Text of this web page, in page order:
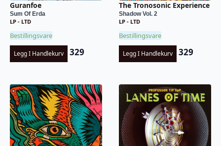
Guranfoe
Sum Of Erda
LP - LTD
Bestillingsvare
Legg I Handlekurv 329
The Tronosonic Experience
Shadow Vol. 2
LP - LTD
Bestillingsvare
Legg I Handlekurv 329